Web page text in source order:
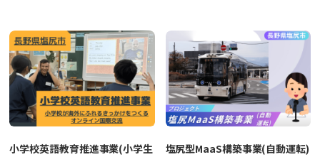
小学校英語教育推進事業(小学生
塩尻型MaaS構築事業(自動運転)